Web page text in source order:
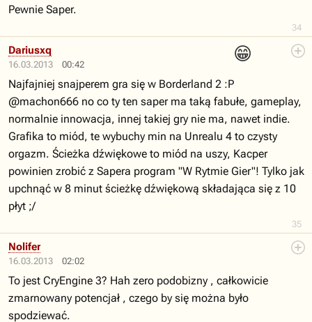
34
Pewnie Saper.
16.03.2013 00:42
😁
35
Dariusxq
Najfajniej snajperem gra się w Borderland 2 :P
@machon666 no co ty ten saper ma taką fabułe, gameplay,
normalnie innowacja, innej takiej gry nie ma, nawet indie.
Grafika to miód, te wybuchy min na Unrealu 4 to czysty
orgazm. Ścieżka dźwiękowe to miód na uszy, Kacper
powinien zrobić z Sapera program "W Rytmie Gier"! Tylko jak
upchnąć w 8 minut ścieżkę dźwiękową składająca się z 10
płyt ;/
16.03.2013 02:02
Nolifer
To jest CryEngine 3? Hah zero podobizny , całkowicie
zmarnowany potencjał , czego by się można było
spodziewać.